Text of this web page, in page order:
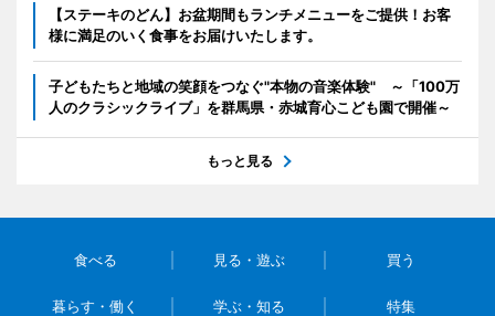
【ステーキのどん】お盆期間もランチメニューをご提供！お客
様に満足のいく食事をお届けいたします。
子どもたちと地域の笑顔をつなぐ"本物の音楽体験" ～「100万
人のクラシックライブ」を群馬県・赤城育心こども園で開催～
もっと見る
食べる 見る・遊ぶ 買う
暮らす・働く 学ぶ・知る 特集